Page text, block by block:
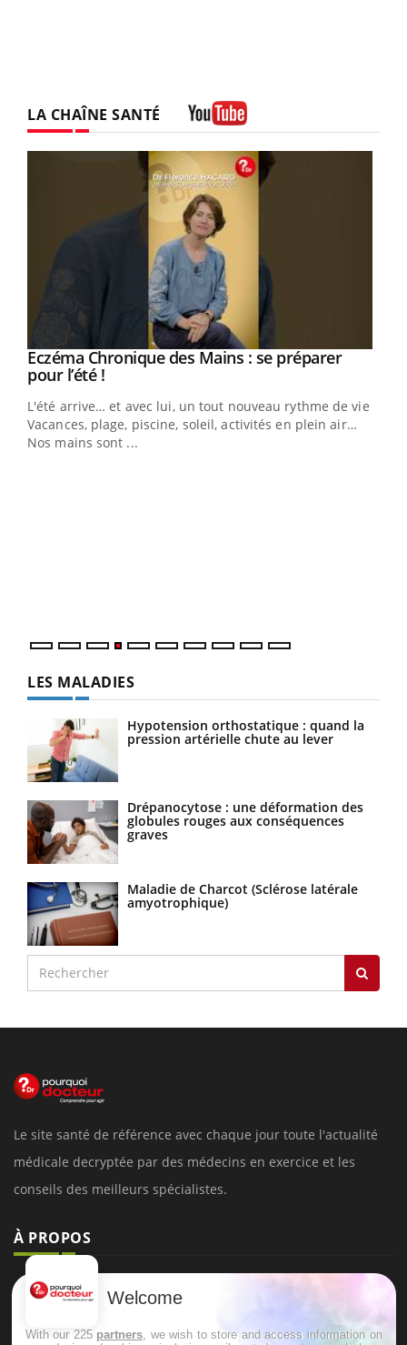
LA CHAÎNE SANTÉ
Youtube
Eczéma Chronique des Mains : se préparer
pour l’été !Youtube
L'été arrive… et avec lui, un tout nouveau rythme de vie !
Vacances, plage, piscine, soleil, activités en plein air…
Nos mains sont ...
LES MALADIES
Hypotension orthostatique : quand la
pression artérielle chute au lever
Drépanocytose : une déformation des
globules rouges aux conséquences
graves
Maladie de Charcot (Sclérose latérale
amyotrophique)
Le site santé de référence avec chaque jour toute l'actualité
médicale decryptée par des médecins en exercice et les
conseils des meilleurs spécialistes.
À PROPOS
Données personnelles et cookies
Welcome
With our 225 partners , we wish to store and access information on